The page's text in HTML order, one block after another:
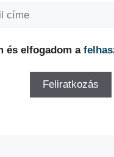
és elfogadom a